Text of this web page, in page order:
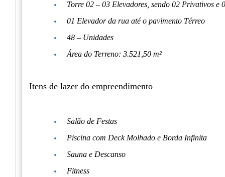
Torre 02 – 03 Elevadores, sendo 02 Privativos e
01 Elevador da rua até o pavimento Térreo
48 – Unidades
Área do Terreno: 3.521,50 m²
Itens de lazer do empreendimento
Salão de Festas
Piscina com Deck Molhado e Borda Infinita
Sauna e Descanso
Fitness